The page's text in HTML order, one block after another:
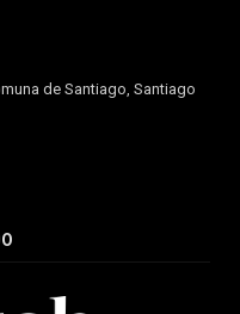
de Santiago, Santiago